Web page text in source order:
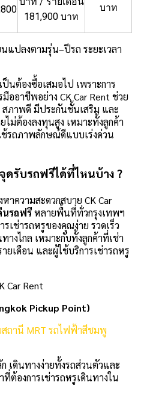
181,900 บาท
บาท
แปลงตามรุ่น–ปีรถ ระยะเวลา
ต้องซื้อเสมอไป เพราะการ
ออาชีพอย่าง CK Car Rent ช่วย
ภาพดี มีประกันชั้นเสริม และ
ไม่ต้องลงทุนสูง เหมาะทั้งลูกค้า
รถภาพลักษณ์ดีแบบเร่งด่วน
ดรับรถฟรีได้ที่ไหนบ้าง ?
วามสะดวกสบาย CK Car
รถฟรีหลายพื้นที่ทั่วกรุงเทพฯ
เช่ารถหรูของคุณง่าย รวดเร็ว
างไกล เหมาะกับทั้งลูกค้าที่เช่า
ยเดือน และผู้ใช้บริการเช่ารถหรู
Car Rent
Pickup Point)
ถานี MRT รถไฟฟ้าสีชมพู
เดินทางง่ายทั้งรถส่วนตัวและ
ต้องการเช่ารถหรูเดินทางใน